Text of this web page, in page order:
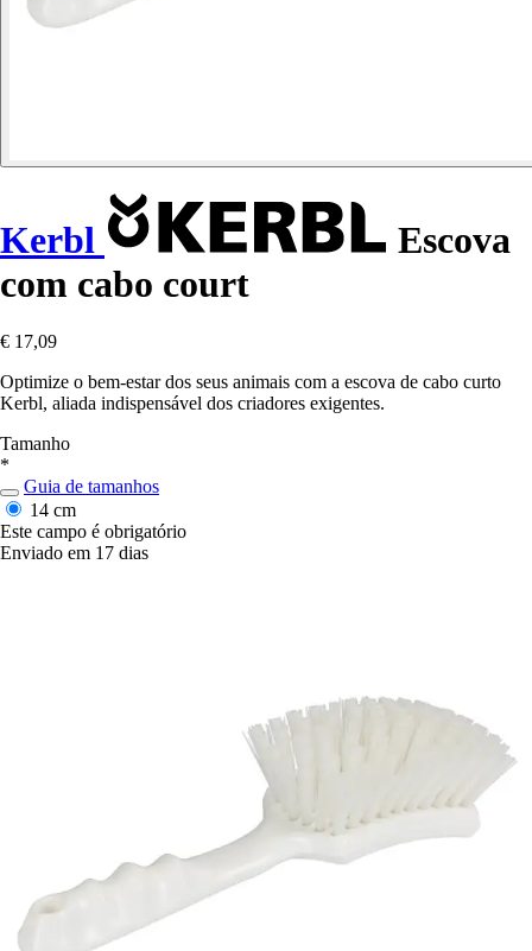
Kerbl
Escova
com cabo court
€ 17,09
Optimize o bem-estar dos seus animais com a escova de cabo curto
Kerbl, aliada indispensável dos criadores exigentes.
Tamanho
*
Guia de tamanhos
14 cm
Este campo é obrigatório
Enviado em 17 dias